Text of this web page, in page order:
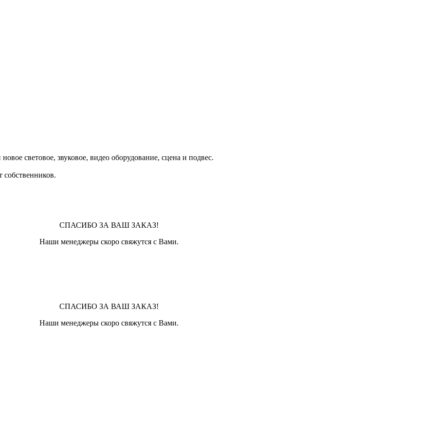
световое, звуковое, видео оборудование, сцена и подвес.
СПАСИБО ЗА ВАШ ЗАКАЗ!
Наши менеджеры скоро свяжутся с Вами.
СПАСИБО ЗА ВАШ ЗАКАЗ!
Наши менеджеры скоро свяжутся с Вами.